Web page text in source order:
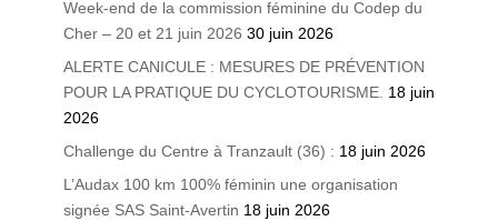
Week-end de la commission féminine du Codep du
Cher – 20 et 21 juin 2026 30 juin 2026
ALERTE CANICULE : MESURES DE PRÉVENTION
POUR LA PRATIQUE DU CYCLOTOURISME. 18 juin
2026
Challenge du Centre à Tranzault (36) : 18 juin 2026
L’Audax 100 km 100% féminin une organisation
signée SAS Saint-Avertin 18 juin 2026